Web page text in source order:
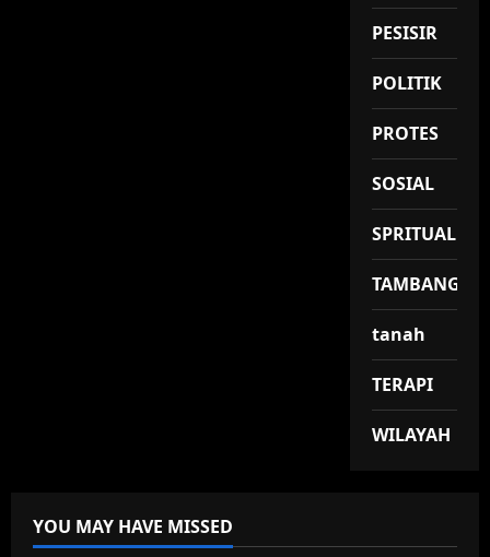
PESISIR
POLITIK
PROTES
SOSIAL
SPRITUAL
TAMBANG
tanah
TERAPI
WILAYAH
YOU MAY HAVE MISSED